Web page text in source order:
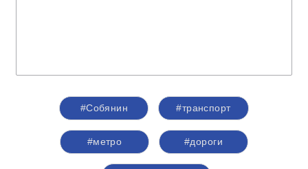
#Собянин #транспорт
#метро #дороги